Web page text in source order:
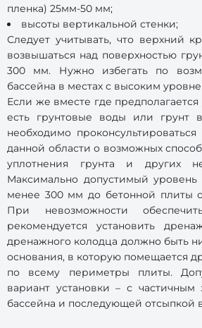
пленка) 25мм-50 мм;
высоты вертикальной стенки;
Следует учитывать, что верхний
возвышаться над поверхностью
300 мм. Нужно избегать по
бассейна в местах с высоким
Если же вместе где предполагается
есть грунтовые воды или грунт
необходимо
данной области о возможных
уплотнения грунта и других
Максимально допустимый
менее 300 мм до бетонной плиты
При невозможности
рекомендуется установить
дренажного колодца должно быть
основания, в которую помещается
по всему периметры плиты.
вариант установки – с частичным
бассейна и последующей отсыпкой